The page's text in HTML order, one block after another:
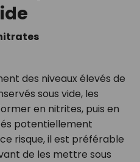
des niveaux élevés de
sous vide, les
en nitrites, puis en
potentiellement
risque, il est préférable
de les mettre sous